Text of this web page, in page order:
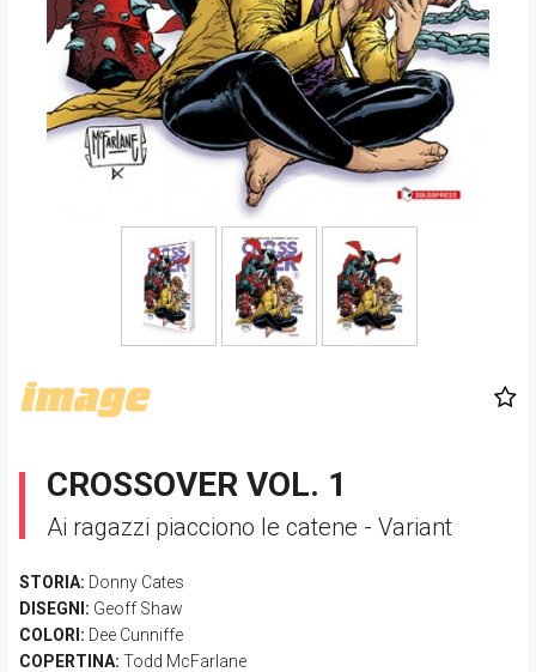
CROSSOVER VOL. 1
Ai ragazzi piacciono le catene - Variant
STORIA: Donny Cates
DISEGNI: Geoff Shaw
COLORI: Dee Cunniffe
COPERTINA: Todd McFarlane